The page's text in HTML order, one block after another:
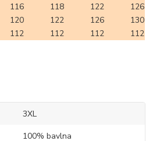
116 118 122
126
120 122 126
130
112 112 112 112
3XL
100% bavlna